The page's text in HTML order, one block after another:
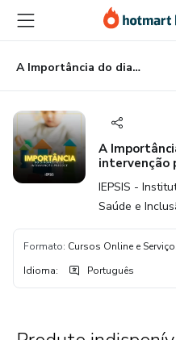
para
conteúdo
principal
para
pagamento
para
rodapé
A Importância do diagnóstico e intervenção precoce - Dra. Daniela e Dra. Wandersonia FCA
A
intervenção
IEPSIS -
Saúde e
Formato: Cursos Online e
Idioma: Português